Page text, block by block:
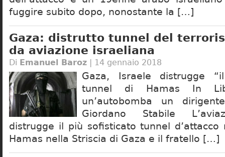
fuggire subito dopo, nonostante la […]
Gaza: distrutto tunnel del
da aviazione israeliana
Di Emanuel Baroz | 14 gennaio 2018
Gaza, Israele distrugge
tunnel di Hamas In
un’autobomba un
Giordano Stabile
distrugge il più sofisticato tunnel
Hamas nella Striscia di Gaza e il fratello […]